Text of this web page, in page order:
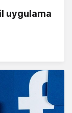
uygulama